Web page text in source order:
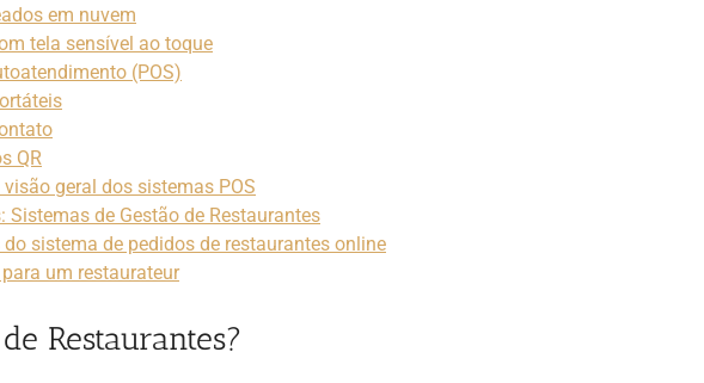
em nuvem
tela sensível ao toque
(POS)
QR
geral dos sistemas POS
Sistemas de Gestão de Restaurantes
sistema de pedidos de restaurantes online
um restaurateur
Restaurantes?